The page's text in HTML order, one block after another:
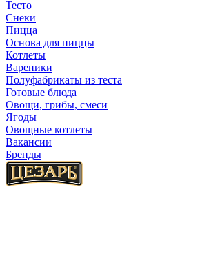
Тесто
Снеки
Пицца
Основа для пиццы
Котлеты
Вареники
Полуфабрикаты из теста
Готовые блюда
Овощи, грибы, смеси
Ягоды
Овощные котлеты
Вакансии
Бренды